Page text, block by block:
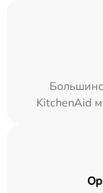
KitchenAid